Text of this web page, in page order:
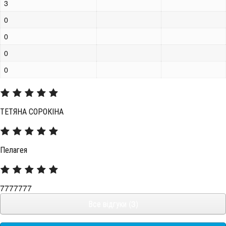
3
0
0
0
0
ТЕТЯНА СОРОКІНА
Пелагея
7777777